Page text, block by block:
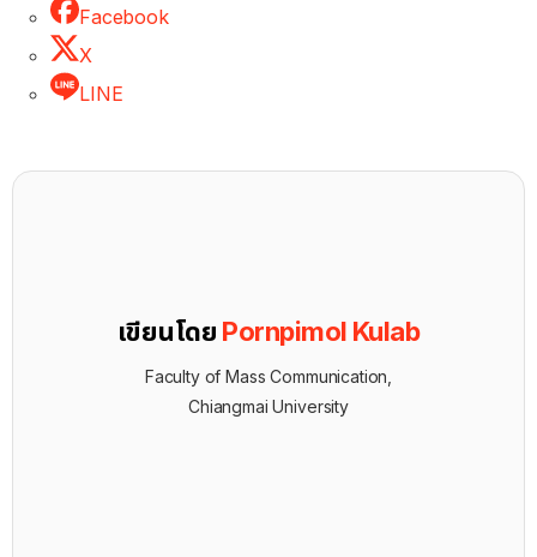
Facebook
X
LINE
เขียนโดย Pornpimol Kulab
Faculty of Mass Communication,
Chiangmai University